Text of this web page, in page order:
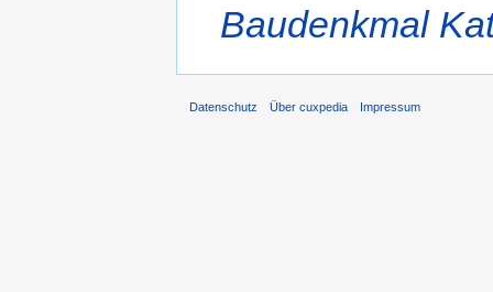
Baudenkmal
Datenschutz Über cuxpedia Impressum